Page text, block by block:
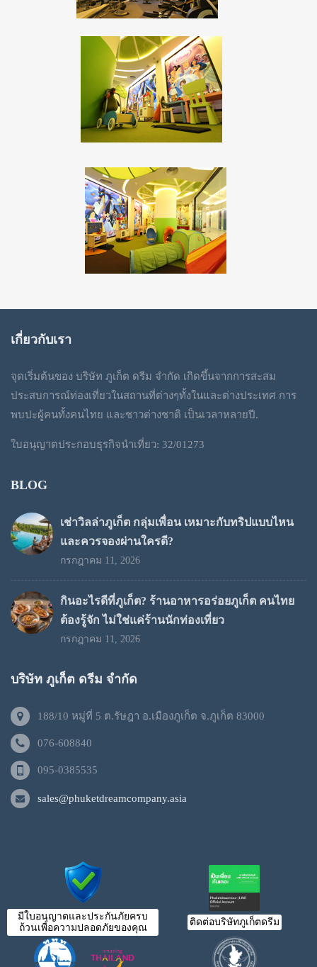
เกี่ยวกับเรา
จุดเริ่มต้นของ บริษัท ภูเก็ต ดรีม จำกัด เกิดขึ้นจากการสะสม
ประสบการณ์ท่องเที่ยวในสถานที่ต่างๆทั้งในและต่างประเทศ การ
พบปะผู้คนทั้งคนไทย และชาวต่างชาติ เป็นเวลาหลายปี.
ใบอนุญาตประกอบธุรกิจนำเที่ยว: 32/01273
BLOG
เช่าวิลล่าภูเก็ต กลุ่มเพื่อน เหมาะกับทริปแบบไหน
และควรจองผ่านใครดี?
กรกฎาคม 11, 2026
กินอะไรดีที่ภูเก็ต? ร้านอาหารอร่อยภูเก็ต คนไทย
ต้องรู้จัก ไม่ใช่แค่ร้านนักท่องเที่ยว
กรกฎาคม 11, 2026
บริษัท ภูเก็ต ดรีม จำกัด
188/10 หมู่ที่ 5 ต.รัษฎา อ.เมืองภูเก็ต จ.ภูเก็ต 83000
076-608840
095-0385535
sales@phuketdreamcompany.asia
มีใบอนุญาตและประกันภัยครบ
ถ้วนเพื่อความปลอดภัยของคุณ
ติดต่อบริษัทภูเก็ตดรีม